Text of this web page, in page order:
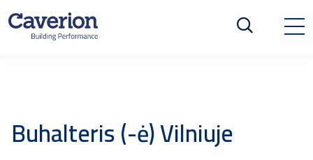
Buhalteris (-ė) Vilniuje